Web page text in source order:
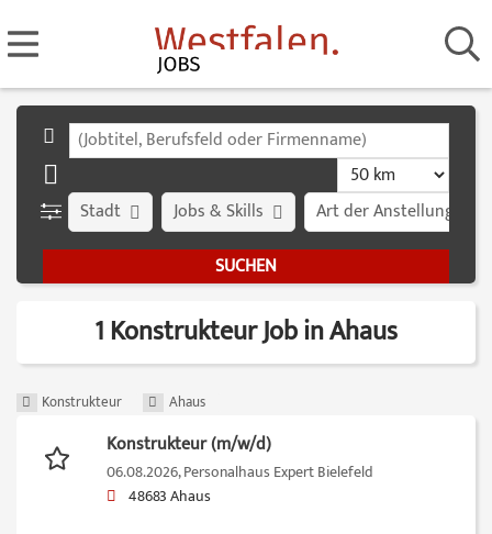
Stadt Art der Anstellung
Jobs & Skills
1 Konstrukteur Job in Ahaus
Konstrukteur Ahaus
Konstrukteur (m/w/d)
06.08.2026,Personalhaus Expert Bielefeld
48683 Ahaus